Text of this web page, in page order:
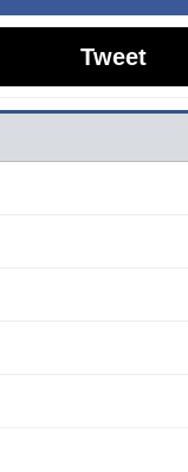
Tweet